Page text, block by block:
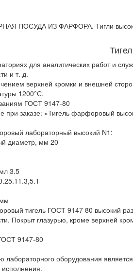
ПОСУДА ИЗ ФАРФОРА. Тигли
для аналитических работ и
и т. д.
верхней кромки и внешней
1200°С.
ГОСТ 9147-80
при заказе: «Тигель фарфоровый
лабораторный высокий N1:
диаметр, мм 20
3.5
тигель ГОСТ 9147 80 высокий
Покрыт глазурью, кроме верхней
9147-80
лабораторного оборудования является
исполнения.